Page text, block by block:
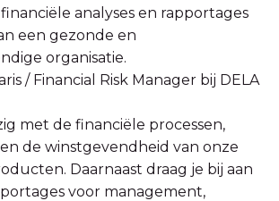
analyses en rapportages
een gezonde en
organisatie.
/ Financial Risk Manager bij DELA
met de financiële processen,
de winstgevendheid van onze
Daarnaast draag je bij aan
voor management,